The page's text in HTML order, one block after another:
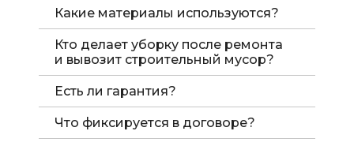
Какие материалы используются?
Кто делает уборку после ремонта
и вывозит строительный мусор?
Есть ли гарантия?
Что фиксируется в договоре?